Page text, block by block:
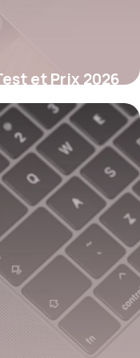
et Prix 2026